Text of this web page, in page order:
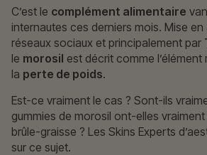
C’est le complément alimentaire
internautes ces derniers mois. Mise en
réseaux sociaux et principalement par
le morosil est décrit comme
la perte de poids.
Est-ce vraiment le cas ? Sont-ils
gummies de morosil ont-elles
brûle-graisse ? Les Skins Experts
sur ce sujet.